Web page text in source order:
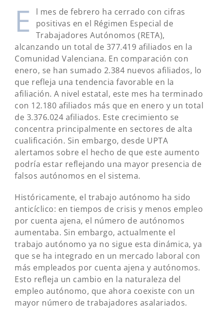
E
l mes de febrero ha cerrado con cifras
positivas en el Régimen Especial de
Trabajadores Autónomos (RETA),
alcanzando un total de 377.419 afiliados en la
Comunidad Valenciana. En comparación con
enero, se han sumado 2.384 nuevos afiliados, lo
que refleja una tendencia favorable en la
afiliación. A nivel estatal, este mes ha terminado
con 12.180 afiliados más que en enero y un total
de 3.376.024 afiliados. Este crecimiento se
concentra principalmente en sectores de alta
cualificación. Sin embargo, desde UPTA
alertamos sobre el hecho de que este aumento
podría estar reflejando una mayor presencia de
falsos autónomos en el sistema.
Históricamente, el trabajo autónomo ha sido
anticíclico: en tiempos de crisis y menos empleo
por cuenta ajena, el número de autónomos
aumentaba. Sin embargo, actualmente el
trabajo autónomo ya no sigue esta dinámica, ya
que se ha integrado en un mercado laboral con
más empleados por cuenta ajena y autónomos.
Esto refleja un cambio en la naturaleza del
empleo autónomo, que ahora coexiste con un
mayor número de trabajadores asalariados.